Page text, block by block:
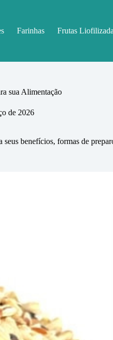
Farinhas Frutas
sua Alimentação
de 2026
benefícios, formas de